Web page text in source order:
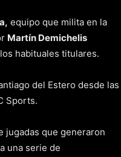
equipo que milita en la
Martín Demichelis
habituales titulares.
del Estero desde las
Sports.
jugadas que generaron
una serie de